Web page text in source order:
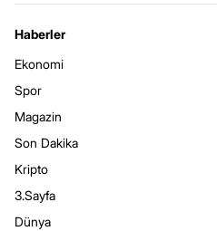
Haberler
Ekonomi
Spor
Magazin
Son Dakika
Kripto
3.Sayfa
Dünya